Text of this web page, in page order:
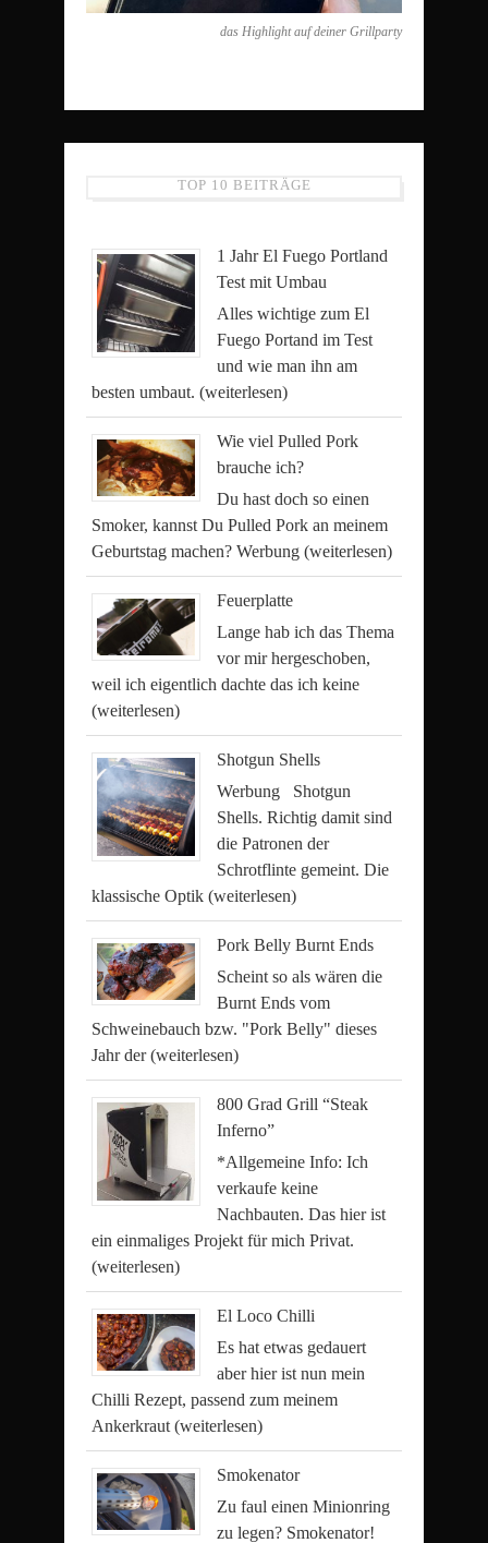
das Highlight auf deiner Grillparty
TOP 10 BEITRÄGE
1 Jahr El Fuego Portland
Test mit Umbau
Alles wichtige zum El
Fuego Portand im Test
und wie man ihn am
besten umbaut. (weiterlesen)
Wie viel Pulled Pork
brauche ich?
Du hast doch so einen
Smoker, kannst Du Pulled Pork an meinem
Geburtstag machen? Werbung (weiterlesen)
Feuerplatte
Lange hab ich das Thema
vor mir hergeschoben,
weil ich eigentlich dachte das ich keine
(weiterlesen)
Shotgun Shells
Werbung Shotgun
Shells. Richtig damit sind
die Patronen der
Schrotflinte gemeint. Die
klassische Optik (weiterlesen)
Pork Belly Burnt Ends
Scheint so als wären die
Burnt Ends vom
Schweinebauch bzw. "Pork Belly" dieses
Jahr der(weiterlesen)
800 Grad Grill “Steak
Inferno”
*Allgemeine Info: Ich
verkaufe keine
Nachbauten. Das hier ist
ein einmaliges Projekt für mich Privat.
(weiterlesen)
El Loco Chilli
Es hat etwas gedauert
aber hier ist nun mein
Chilli Rezept, passend zum meinem
Ankerkraut (weiterlesen)
Smokenator
Zu faul einen Minionring
zu legen? Smokenator!